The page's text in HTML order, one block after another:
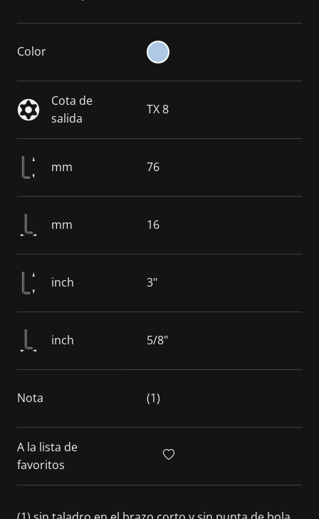
Color
Cota de
salida
TX 8
mm 76
mm 16
inch 3"
inch 5/8"
Nota (1)
A la lista de
favoritos